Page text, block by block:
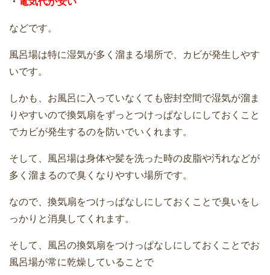
などです。
風呂場は特に湿気が多く溜まる場所で、カビが発生しやす
いです。
しかも、お風呂に入っていなくても密封空間で湿気が溜ま
りやすいので換気扇をずっとつけっぱなしにしておくこと
でカビが発生するのを防いでいくれます。
そして、風呂場は身体や髪を洗った時の皮脂や汚れなどが
多く溜まるので臭くなりやすい場所です。
なので、換気扇をつけっぱなしにしておくことで臭いをし
っかりと消臭してくれます。
そして、風呂の換気扇をつけっぱなしにしておくことでお
風呂場が常に乾燥していることで